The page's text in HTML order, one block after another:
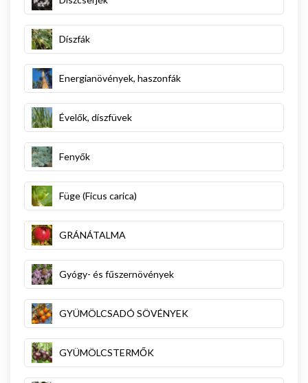
Díszfák
Energianövények, haszonfák
Évelők, díszfüvek
Fenyők
Füge (Ficus carica)
GRÁNÁTALMA
Gyógy- és fűszernövények
GYÜMÖLCSADÓ SÖVÉNYEK
GYÜMÖLCSTERMŐK